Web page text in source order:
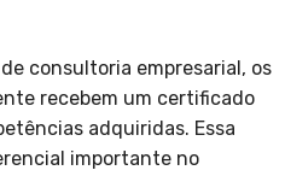
consultoria empresarial, os
recebem um certificado
adquiridas. Essa
importante no